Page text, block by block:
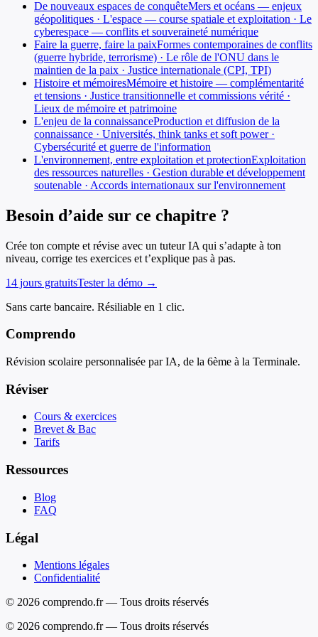
De nouveaux espaces de conquêteMers et océans — enjeux
géopolitiques · L'espace — course spatiale et exploitation · Le
cyberespace — conflits et souveraineté numérique
Faire la guerre, faire la paixFormes contemporaines de conflits
(guerre hybride, terrorisme) · Le rôle de l'ONU dans le
maintien de la paix · Justice internationale (CPI, TPI)
Histoire et mémoiresMémoire et histoire — complémentarité
et tensions · Justice transitionnelle et commissions vérité ·
Lieux de mémoire et patrimoine
L'enjeu de la connaissanceProduction et diffusion de la
connaissance · Universités, think tanks et soft power ·
Cybersécurité et guerre de l'information
L'environnement, entre exploitation et protectionExploitation
des ressources naturelles · Gestion durable et développement
soutenable · Accords internationaux sur l'environnement
Besoin d’aide sur ce chapitre ?
Crée ton compte et révise avec un tuteur IA qui s’adapte à ton
niveau, corrige tes exercices et t’explique pas à pas.
14 jours gratuitsTester la démo →
Sans carte bancaire. Résiliable en 1 clic.
Comprendo
Révision scolaire personnalisée par IA, de la 6ème à la Terminale.
Réviser
Cours & exercices
Brevet & Bac
Tarifs
Ressources
Blog
FAQ
Légal
Mentions légales
Confidentialité
© 2026 comprendo.fr — Tous droits réservés
© 2026 comprendo.fr — Tous droits réservés